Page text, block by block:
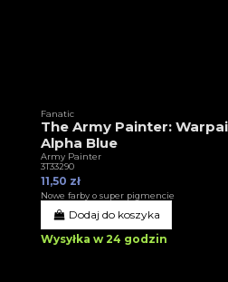
Fanatic
The Army Painter:
Alpha Blue
Army Painter
3T33290
11,50 zł
Nowe farby o super pigmencie
Dodaj do koszyka
Wysyłka w 24 godzin